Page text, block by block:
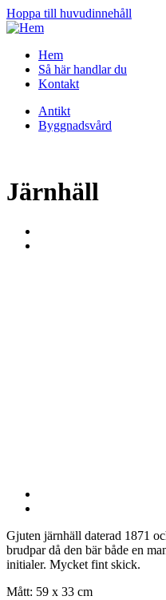
Hoppa till huvudinnehåll
Hem
Så här handlar du
Kontakt
Antikt
Byggnadsvård
Järnhäll
Gjuten järnhäll daterad 1871
brudpar då den bär både en
initialer. Mycket fint skick.
Mått: 59 x 33 cm